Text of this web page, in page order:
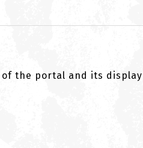
the portal and its